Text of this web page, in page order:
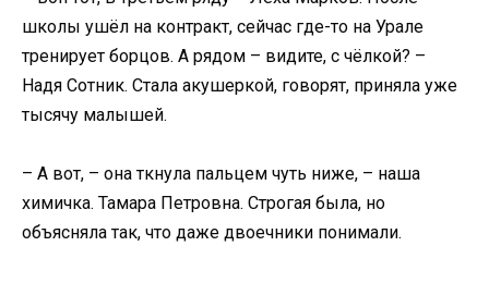
школы ушёл на контракт, сейчас где-то на Урале
тренирует борцов. А рядом – видите, с чёлкой? –
Надя Сотник. Стала акушеркой, говорят, приняла уже
тысячу малышей.
– А вот, – она ткнула пальцем чуть ниже, – наша
химичка. Тамара Петровна. Строгая была, но
объясняла так, что даже двоечники понимали.